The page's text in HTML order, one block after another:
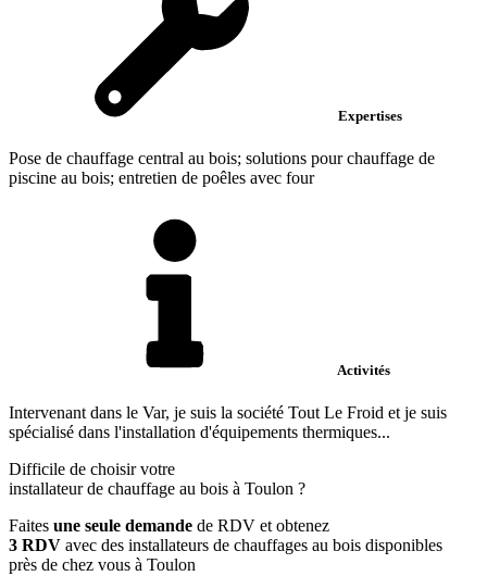
Expertises
Pose de chauffage central au bois; solutions pour chauffage de
piscine au bois; entretien de poêles avec four
Activités
Intervenant dans le Var, je suis la société Tout Le Froid et je suis
spécialisé dans l'installation d'équipements thermiques...
Difficile de choisir votre
installateur de chauffage au bois à Toulon ?
Faites une seule demande de RDV et obtenez
3 RDV avec des installateurs de chauffages au bois disponibles
près de chez vous à Toulon